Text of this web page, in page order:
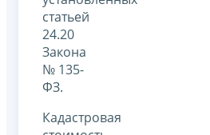
статьей
24.20
Закона
№ 135-
ФЗ.
Кадастровая